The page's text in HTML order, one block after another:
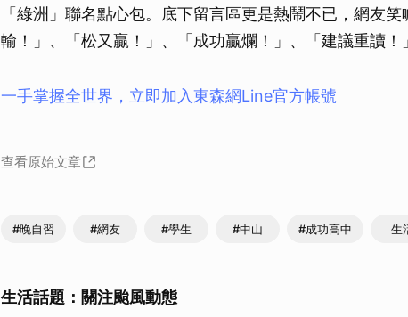
「綠洲」聯名點心包。底下留言區更是熱鬧不已，網友
輸！」、「松又贏！」、「成功贏爛！」、「建議重讀！」
一手掌握全世界，立即加入東森網Line官方帳號
查看原始文章
#晚自習 #網友 #學生 #中山 #成功高中 生
生活話題：關注颱風動態